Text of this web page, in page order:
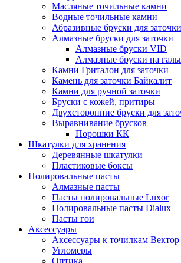
Масляные точильные камни
Водные точильные камни
Абразивные бруски для заточки
Алмазные бруски для заточки
Алмазные бруски VID
Алмазные бруски на
Камни Гриталон для заточки
Камень для заточки Байкалит
Камни для ручной заточки
Бруски с кожей, притиры
Двухсторонние бруски для
Выравнивание брусков
Порошки КК
Шкатулки для хранения
Деревянные шкатулки
Пластиковые боксы
Полировальные пасты
Алмазные пасты
Пасты полировальные Luxor
Полировальные пасты Dialux
Пасты гои
Аксессуары
Аксессуары к точилкам Вектор
Угломеры